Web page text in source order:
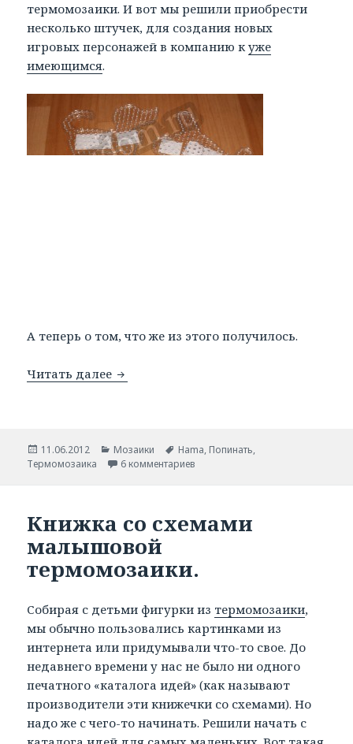
термомозаики. И вот мы решили приобрести
несколько штучек, для создания новых
игровых персонажей в компанию куже
имеющимся.
А теперь о том, что же из этого получилось.
Читать далее «Ух, как я зол…»
Опубликовано
11.06.2012 Рубрики
Мозаики Метки
Hama, Попинать,
Термомозаика
6 комментариев
Книжка со схемами
малышовой
термомозаики.
Собирая с детьми фигурки из термомозаики,
мы обычно пользовались картинками из
интернета или придумывали что-то свое. До
недавнего времени у нас не было ни одного
печатного «каталога идей» (как называют
производители эти книжечки со схемами). Но
надо же с чего-то начинать. Решили начать с